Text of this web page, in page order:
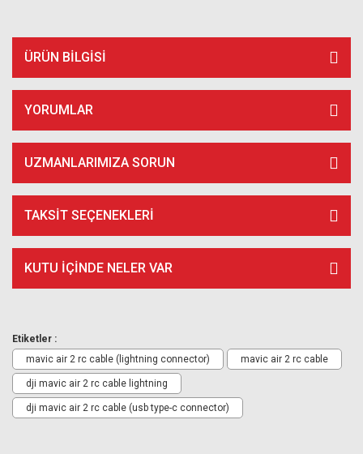
ÜRÜN BILGISI
YORUMLAR
UZMANLARIMIZA SORUN
TAKSIT SEÇENEKLERI
KUTU İÇİNDE NELER VAR
Etiketler :
mavic air 2 rc cable (lightning connector)
mavic air 2 rc cable
dji mavic air 2 rc cable lightning
dji mavic air 2 rc cable (usb type-c connector)